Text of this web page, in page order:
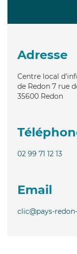
Adresse
Centre local
de Redon 7 rue
35600 Redon
02 99 71 12 13
Email
clic@pays-